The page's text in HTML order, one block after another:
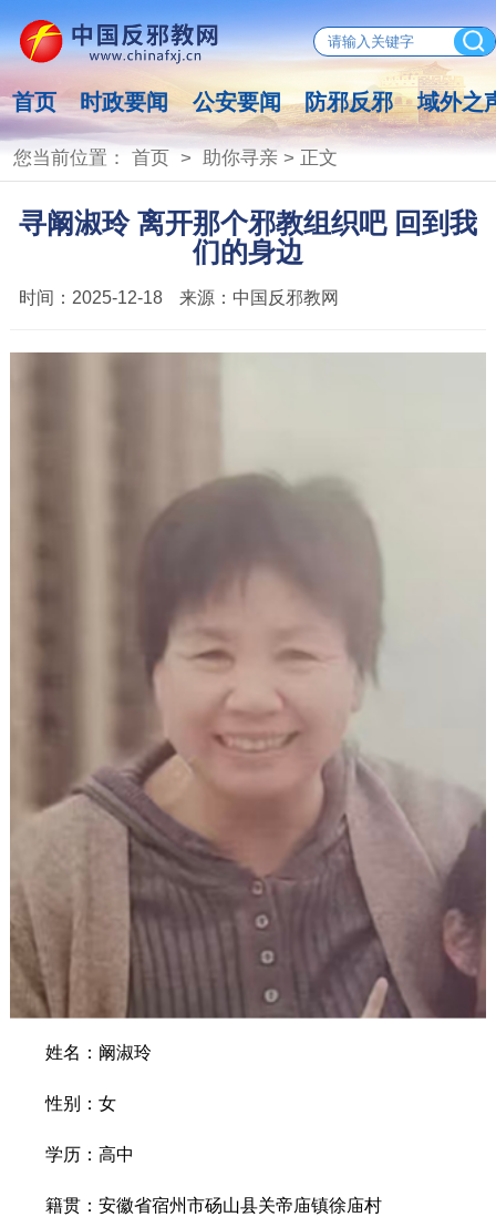
首页 时政要闻 公安要闻 防邪反邪 域外之
您当前位置： 首页> 助你寻亲> 正文
寻阚淑玲 离开那个邪教组织吧 回到我
们的身边
时间： 2025-12-18 来源： 中国反邪教网
姓名：阚淑玲
性别：女
学历：高中
籍贯：安徽省宿州市砀山县关帝庙镇徐庙村